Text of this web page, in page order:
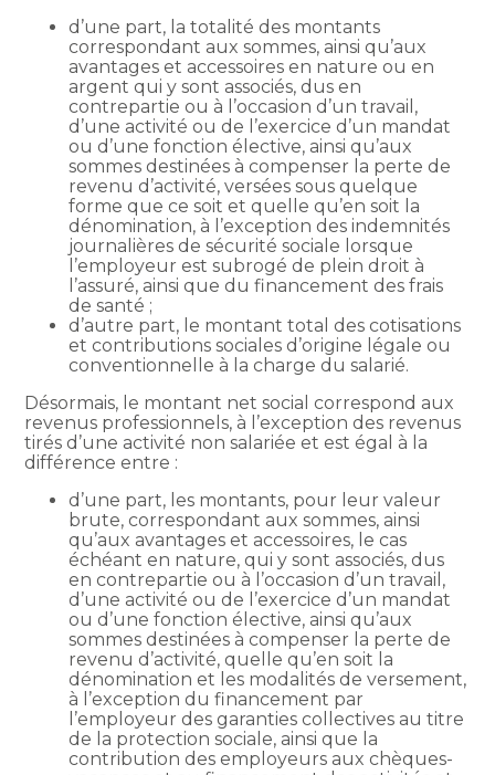
d’une part, la totalité des montants
correspondant aux sommes, ainsi qu’aux
avantages et accessoires en nature ou en
argent qui y sont associés, dus en
contrepartie ou à l’occasion d’un travail,
d’une activité ou de l’exercice d’un mandat
ou d’une fonction élective, ainsi qu’aux
sommes destinées à compenser la perte de
revenu d’activité, versées sous quelque
forme que ce soit et quelle qu’en soit la
dénomination, à l’exception des indemnités
journalières de sécurité sociale lorsque
l’employeur est subrogé de plein droit à
l’assuré, ainsi que du financement des frais
de santé ;
d’autre part, le montant total des cotisations
et contributions sociales d’origine légale ou
conventionnelle à la charge du salarié.
Désormais, le montant net social correspond aux
revenus professionnels, à l’exception des revenus
tirés d’une activité non salariée et est égal à la
différence entre :
d’une part, les montants, pour leur valeur
brute, correspondant aux sommes, ainsi
qu’aux avantages et accessoires, le cas
échéant en nature, qui y sont associés, dus
en contrepartie ou à l’occasion d’un travail,
d’une activité ou de l’exercice d’un mandat
ou d’une fonction élective, ainsi qu’aux
sommes destinées à compenser la perte de
revenu d’activité, quelle qu’en soit la
dénomination et les modalités de versement,
à l’exception du financement par
l’employeur des garanties collectives au titre
de la protection sociale, ainsi que la
contribution des employeurs aux chèques-